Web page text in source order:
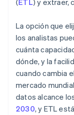
(ETL) y extraer,
La opción que
los analistas
cuánta
dónde, y la
cuando cambia
mercado
datos alcance
2030, y ETL